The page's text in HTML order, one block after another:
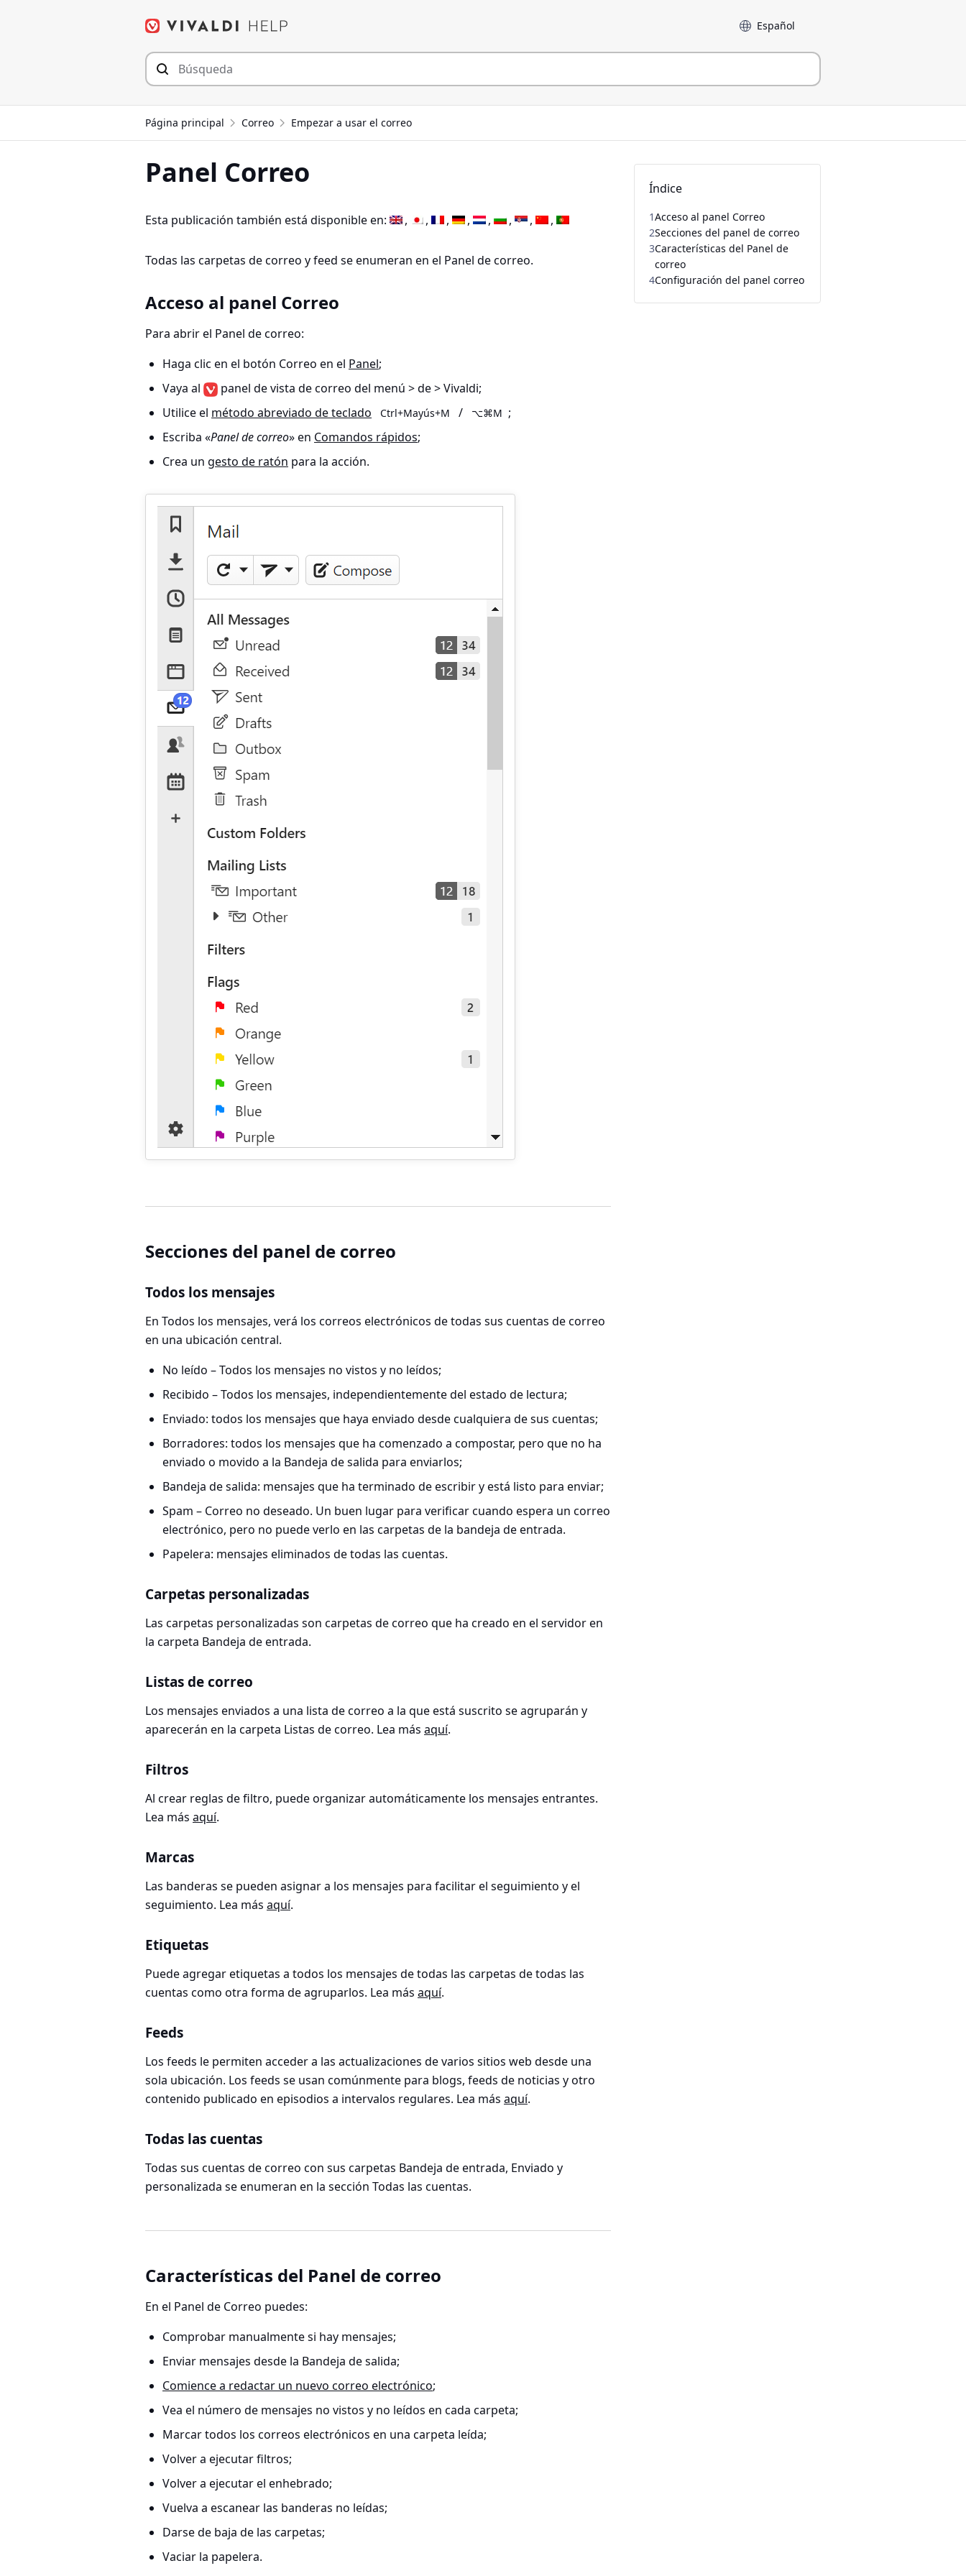
Language
Página principal Correo Empezar a usar el correo
Panel Correo
Esta publicación también está disponible en:
Todas las carpetas de correo y feed se enumeran en el Panel de correo.
Acceso al panel Correo
Para abrir el Panel de correo:
Haga clic en el botón Correo en el Panel;
Vaya al
panel de vista de correo del menú > de > Vivaldi;
Utilice el método abreviado de teclado Ctrl+Mayús+M / ⌥⌘M ;
Escriba «Panel de correo» en Comandos rápidos;
Crea un gesto de ratón para la acción.
Secciones del panel de correo
Todos los mensajes
En Todos los mensajes, verá los correos electrónicos de todas sus cuentas de correo
en una ubicación central.
No leído – Todos los mensajes no vistos y no leídos;
Recibido – Todos los mensajes, independientemente del estado de lectura;
Enviado: todos los mensajes que haya enviado desde cualquiera de sus cuentas;
Borradores: todos los mensajes que ha comenzado a compostar, pero que no ha
enviado o movido a la Bandeja de salida para enviarlos;
Bandeja de salida: mensajes que ha terminado de escribir y está listo para enviar;
Spam – Correo no deseado. Un buen lugar para verificar cuando espera un correo
electrónico, pero no puede verlo en las carpetas de la bandeja de entrada.
Papelera: mensajes eliminados de todas las cuentas.
Carpetas personalizadas
Las carpetas personalizadas son carpetas de correo que ha creado en el servidor en
la carpeta Bandeja de entrada.
Listas de correo
Los mensajes enviados a una lista de correo a la que está suscrito se agruparán y
aparecerán en la carpeta Listas de correo. Lea más aquí.
Filtros
Al crear reglas de filtro, puede organizar automáticamente los mensajes entrantes.
Lea más aquí.
Marcas
Las banderas se pueden asignar a los mensajes para facilitar el seguimiento y el
seguimiento. Lea más aquí.
Etiquetas
Puede agregar etiquetas a todos los mensajes de todas las carpetas de todas las
cuentas como otra forma de agruparlos. Lea más aquí.
Feeds
Los feeds le permiten acceder a las actualizaciones de varios sitios web desde una
sola ubicación. Los feeds se usan comúnmente para blogs, feeds de noticias y otro
contenido publicado en episodios a intervalos regulares. Lea más aquí.
Todas las cuentas
Todas sus cuentas de correo con sus carpetas Bandeja de entrada, Enviado y
personalizada se enumeran en la sección Todas las cuentas.
Características del Panel de correo
En el Panel de Correo puedes:
Comprobar manualmente si hay mensajes;
Enviar mensajes desde la Bandeja de salida;
Comience a redactar un nuevo correo electrónico;
Vea el número de mensajes no vistos y no leídos en cada carpeta;
Marcar todos los correos electrónicos en una carpeta leída;
Volver a ejecutar filtros;
Volver a ejecutar el enhebrado;
Vuelva a escanear las banderas no leídas;
Darse de baja de las carpetas;
Vaciar la papelera.
Índice
1Acceso al panel Correo
2Secciones del panel de correo
3Características del Panel de
correo
4Configuración del panel correo